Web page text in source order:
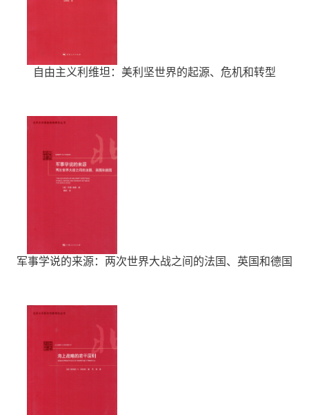
自由主义利维坦：美利坚世界的起源、危机和转型
军事学说的来源：两次世界大战之间的法国、英国和德国